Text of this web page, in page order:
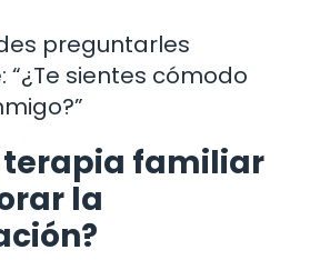
preguntarles
sientes cómodo
terapia familiar
la